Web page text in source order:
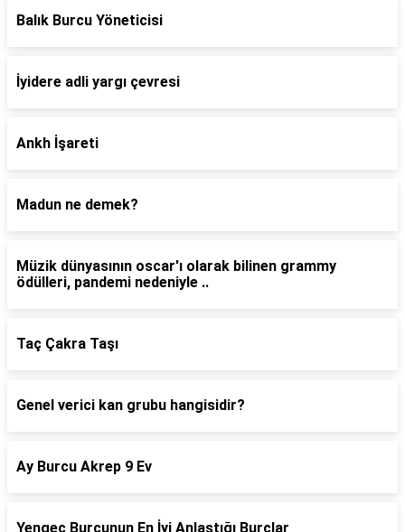
Balık Burcu Yöneticisi
İyidere adli yargı çevresi
Ankh İşareti
Madun ne demek?
Müzik dünyasının oscar'ı olarak bilinen grammy
ödülleri, pandemi nedeniyle ..
Taç Çakra Taşı
Genel verici kan grubu hangisidir?
Ay Burcu Akrep 9 Ev
Yengeç Burcunun En İyi Anlaştığı Burçlar